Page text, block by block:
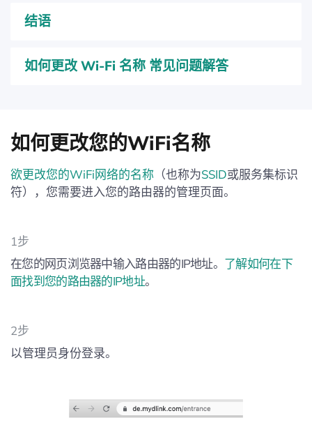
结语
如何更改 Wi‑Fi 名称 常见问题解答
如何更改您的WiFi名称
欲更改您的WiFi网络的名称 （也称为SSID或服务集标识
符），您需要进入您的路由器的管理页面。
1步
在您的网页浏览器中输入路由器的IP地址。 了解如何在下
面找到您的路由器的IP地址。
2步
以管理员身份登录。